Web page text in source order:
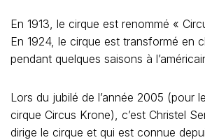
En 1913, le cirque est renommé «
En 1924, le cirque est transformé en
pendant quelques saisons à
Lors du jubilé de l’année 2005 (pour
cirque Circus Krone), c’est Christel
dirige le cirque et qui est connue